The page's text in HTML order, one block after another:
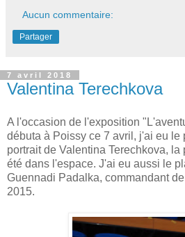
Aucun commentaire:
Partager
7 avril 2018
Valentina Terechkova
A l'occasion de l'exposition
débuta à Poissy ce 7 avril, j'ai eu le
portrait de Valentina Terechkova,
été dans l'espace. J'ai eu aussi le
Guennadi Padalka, commandant
2015.